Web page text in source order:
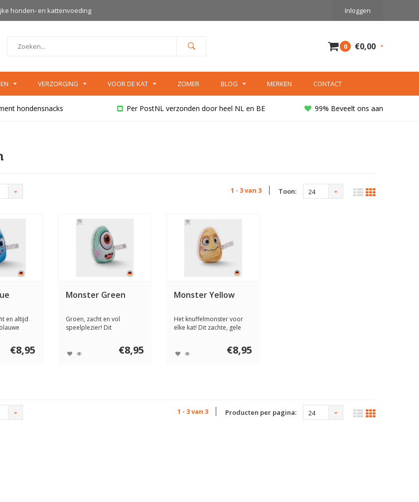
honden- en kattenvoeding Inloggen
0 €0,00
VERZORGING VOOR DE KAT ZOMER BLOG MERKEN CONTACT
hondensnacks Per PostNL verzonden door heel NL en BE 99% Beveelt ons aan
1 - 3 van 3 Toon: 24
en altijd
€8,95
Monster Green
Groen, zacht en vol
speelplezier! Dit
€8,95
Monster Yellow
Het knuffelmonster voor
elke kat! Dit zachte, gele
€8,95
1 - 3 van 3 Producten per pagina: 24